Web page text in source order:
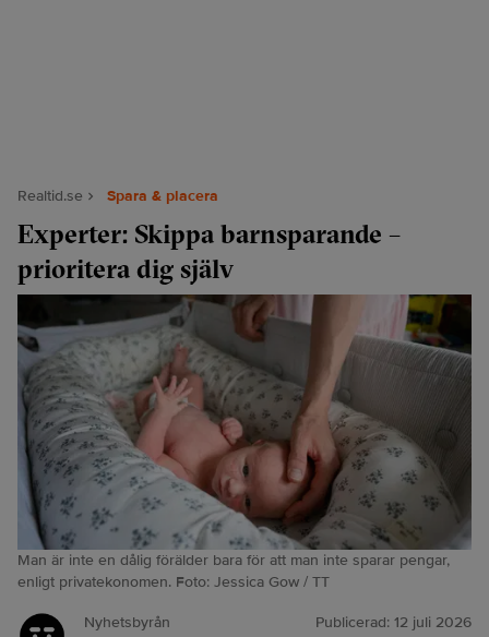
Realtid.se Spara & placera
Experter: Skippa barnsparande –
prioritera dig själv
Man är inte en dålig förälder bara för att man inte sparar pengar,
enligt privatekonomen. Foto: Jessica Gow / TT
Nyhetsbyrån Publicerad: 12 juli 2026